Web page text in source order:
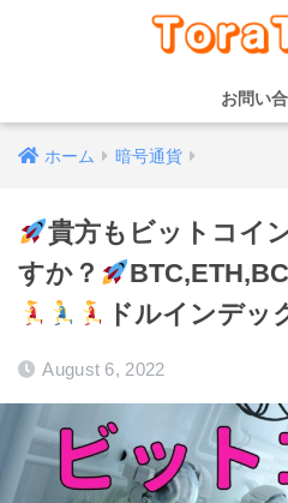
お問い
ホーム 暗号通貨
貴方もビットコイ
すか？
ドルインデッ
August 6, 2022